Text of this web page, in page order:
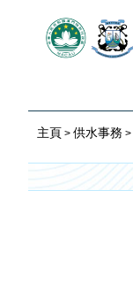
主頁 > 供水事務 >